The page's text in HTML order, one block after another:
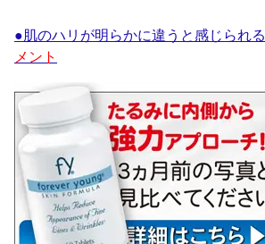
●肌のハリが明らかに違うと感じられる
メント